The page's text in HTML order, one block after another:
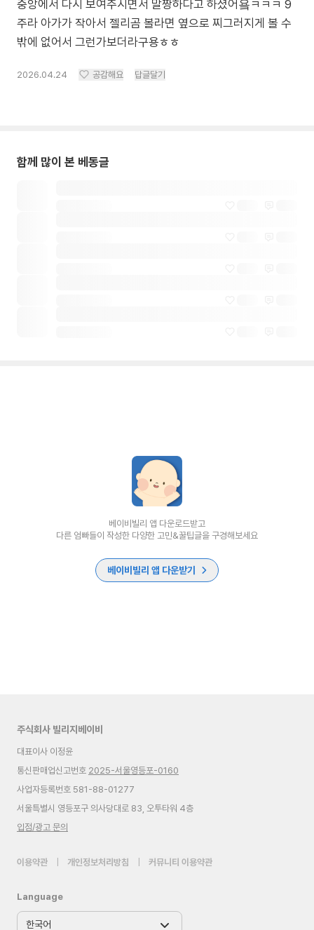
중앙에서 다시 보여주시면서 말짱하다고 하셨어욬ㅋㅋㅋ 9
주라 아가가 작아서 젤리곰 볼라면 옆으로 찌그러지게 볼 수
밖에 없어서 그런가보더라구용ㅎㅎ
2026.04.24 공감해요 답글달기
함께 많이 본 베동글
베이비빌리 앱 다운로드받고
다른 엄빠들이 작성한 다양한 고민&꿀팁글을 구경해보세요
베이비빌리 앱 다운받기
주식회사 빌리지베이비
대표이사 이정윤
통신판매업신고번호 2025-서울영등포-0160
사업자등록번호 581-88-01277
서울특별시 영등포구 의사당대로 83, 오투타워 4층
입점/광고 문의
이용약관 개인정보처리방침 커뮤니티 이용약관
Language